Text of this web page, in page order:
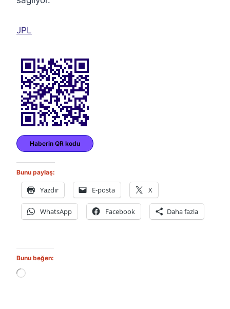
JPL
Haberin QR kodu
Bunu paylaş:
Yazdır E-posta X
WhatsApp Facebook Daha fazla
Bunu beğen:
Y